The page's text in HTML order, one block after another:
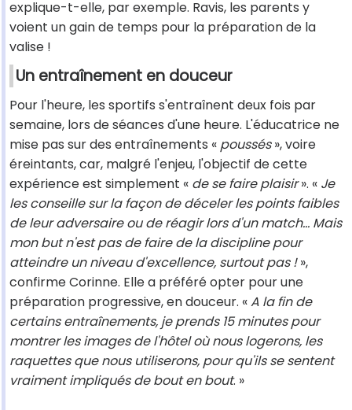
explique-t-elle, par exemple. Ravis, les parents y
voient un gain de temps pour la préparation de la
valise !
Un entraînement en douceur
Pour l'heure, les sportifs s'entraînent deux fois par
semaine, lors de séances d'une heure. L'éducatrice ne
mise pas sur des entraînements « poussés», voire
éreintants, car, malgré l'enjeu, l'objectif de cette
expérience est simplement « de se faire plaisir». « Je
les conseille sur la façon de déceler les points faibles
de leur adversaire ou de réagir lors d'un match… Mais
mon but n'est pas de faire de la discipline pour
atteindre un niveau d'excellence, surtout pas !»,
confirme Corinne. Elle a préféré opter pour une
préparation progressive, en douceur. «A la fin de
certains entraînements, je prends 15 minutes pour
montrer les images de l'hôtel où nous logerons, les
raquettes que nous utiliserons, pour qu'ils se sentent
vraiment impliqués de bout en bout. »